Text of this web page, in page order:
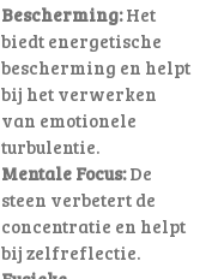
Bescherming:Het
biedt energetische
bescherming en helpt
bij het verwerken
van emotionele
turbulentie.
Mentale Focus:De
steen verbetert de
concentratie en helpt
bij zelfreflectie.